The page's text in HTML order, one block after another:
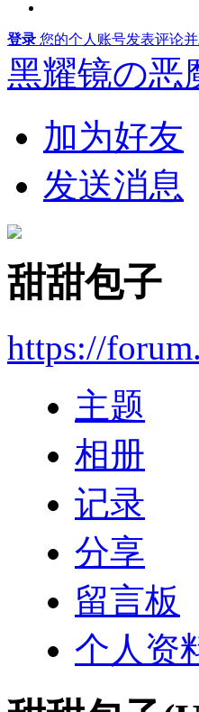
登录 您的个人账号发表评论
黑耀镜の恶
加为好友
发送消息
甜甜包子
https://
主题
相册
记录
分享
留言板
个人资